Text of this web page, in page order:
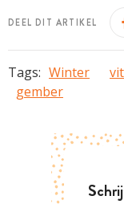
DEEL DIT ARTIKEL
Tags: Winter
gember